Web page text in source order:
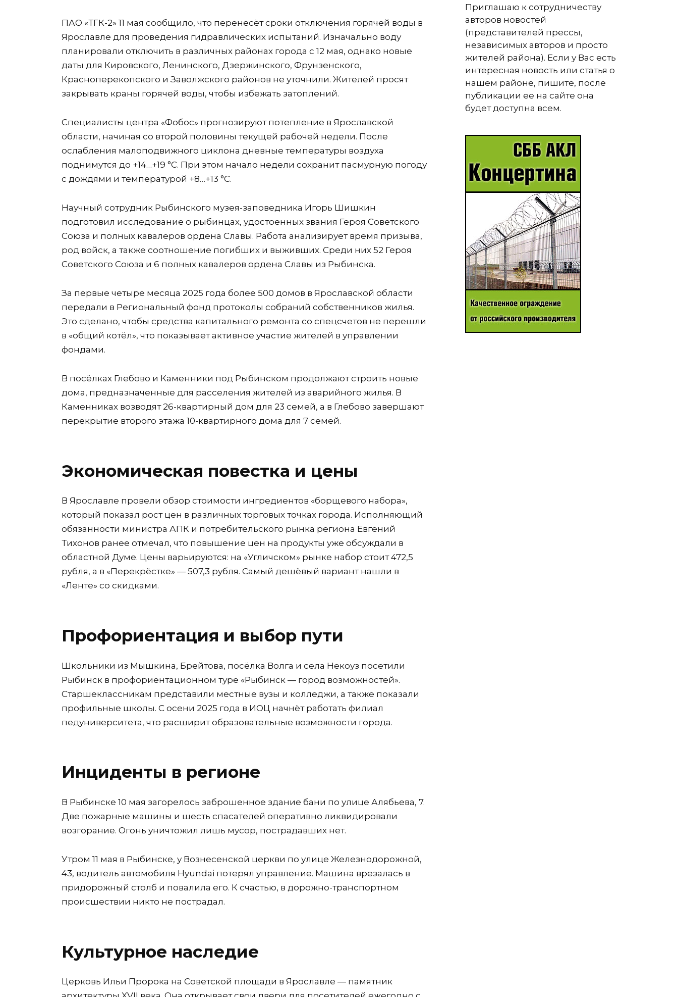
ПАО «ТГК-2» 11 мая сообщило, что перенесёт сроки отключения горячей воды в
Ярославле для проведения гидравлических испытаний. Изначально воду
планировали отключить в различных районах города с 12 мая, однако новые
даты для Кировского, Ленинского, Дзержинского, Фрунзенского,
Красноперекопского и Заволжского районов не уточнили. Жителей просят
закрывать краны горячей воды, чтобы избежать затоплений.
Специалисты центра «Фобос» прогнозируют потепление в Ярославской
области, начиная со второй половины текущей рабочей недели. После
ослабления малоподвижного циклона дневные температуры воздуха
поднимутся до +14…+19 °C. При этом начало недели сохранит пасмурную погоду
с дождями и температурой +8…+13 °C.
Научный сотрудник Рыбинского музея-заповедника Игорь Шишкин
подготовил исследование о рыбинцах, удостоенных звания Героя Советского
Союза и полных кавалеров ордена Славы. Работа анализирует время призыва,
род войск, а также соотношение погибших и выживших. Среди них 52 Героя
Советского Союза и 6 полных кавалеров ордена Славы из Рыбинска.
За первые четыре месяца 2025 года более 500 домов в Ярославской области
передали в Региональный фонд протоколы собраний собственников жилья.
Это сделано, чтобы средства капитального ремонта со спецсчетов не перешли
в «общий котёл», что показывает активное участие жителей в управлении
фондами.
В посёлках Глебово и Каменники под Рыбинском продолжают строить новые
дома, предназначенные для расселения жителей из аварийного жилья. В
Каменниках возводят 26-квартирный дом для 23 семей, а в Глебово завершают
перекрытие второго этажа 10-квартирного дома для 7 семей.
Экономическая повестка и цены
В Ярославле провели обзор стоимости ингредиентов «борщевого набора»,
который показал рост цен в различных торговых точках города. Исполняющий
обязанности министра АПК и потребительского рынка региона Евгений
Тихонов ранее отмечал, что повышение цен на продукты уже обсуждали в
областной Думе. Цены варьируются: на «Угличском» рынке набор стоит 472,5
рубля, а в «Перекрёстке» — 507,3 рубля. Самый дешёвый вариант нашли в
«Ленте» со скидками.
Профориентация и выбор пути
Школьники из Мышкина, Брейтова, посёлка Волга и села Некоуз посетили
Рыбинск в профориентационном туре «Рыбинск — город возможностей».
Старшеклассникам представили местные вузы и колледжи, а также показали
профильные школы. С осени 2025 года в ИОЦ начнёт работать филиал
педуниверситета, что расширит образовательные возможности города.
Инциденты в регионе
В Рыбинске 10 мая загорелось заброшенное здание бани по улице Алябьева, 7.
Две пожарные машины и шесть спасателей оперативно ликвидировали
возгорание. Огонь уничтожил лишь мусор, пострадавших нет.
Утром 11 мая в Рыбинске, у Вознесенской церкви по улице Железнодорожной,
43, водитель автомобиля Hyundai потерял управление. Машина врезалась в
придорожный столб и повалила его. К счастью, в дорожно-транспортном
происшествии никто не пострадал.
Культурное наследие
Церковь Ильи Пророка на Советской площади в Ярославле — памятник
Приглашаю к сотрудничеству
авторов новостей
(представителей прессы,
независимых авторов и просто
жителей района). Если у Вас есть
интересная новость или статья о
нашем районе, пишите, после
публикации ее на сайте она
будет доступна всем.